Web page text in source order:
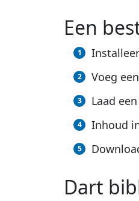
Een
Voeg
Laad
Inhoud
Dart